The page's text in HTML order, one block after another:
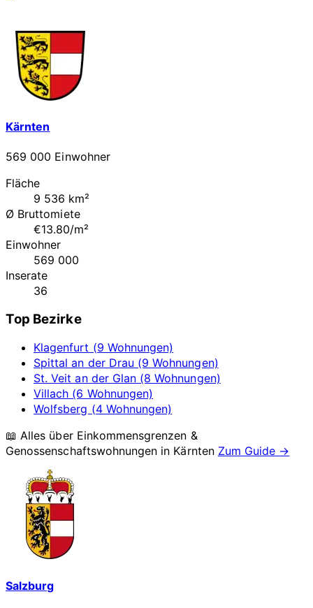
Kärnten
569 000 Einwohner
Fläche
9 536 km²
Ø Bruttomiete
€13.80/m²
Einwohner
569 000
Inserate
36
Top Bezirke
Klagenfurt (9 Wohnungen)
Spittal an der Drau (9 Wohnungen)
St. Veit an der Glan (8 Wohnungen)
Villach (6 Wohnungen)
Wolfsberg (4 Wohnungen)
📖 Alles über Einkommensgrenzen &
Genossenschaftswohnungen in Kärnten Zum Guide →
Salzburg